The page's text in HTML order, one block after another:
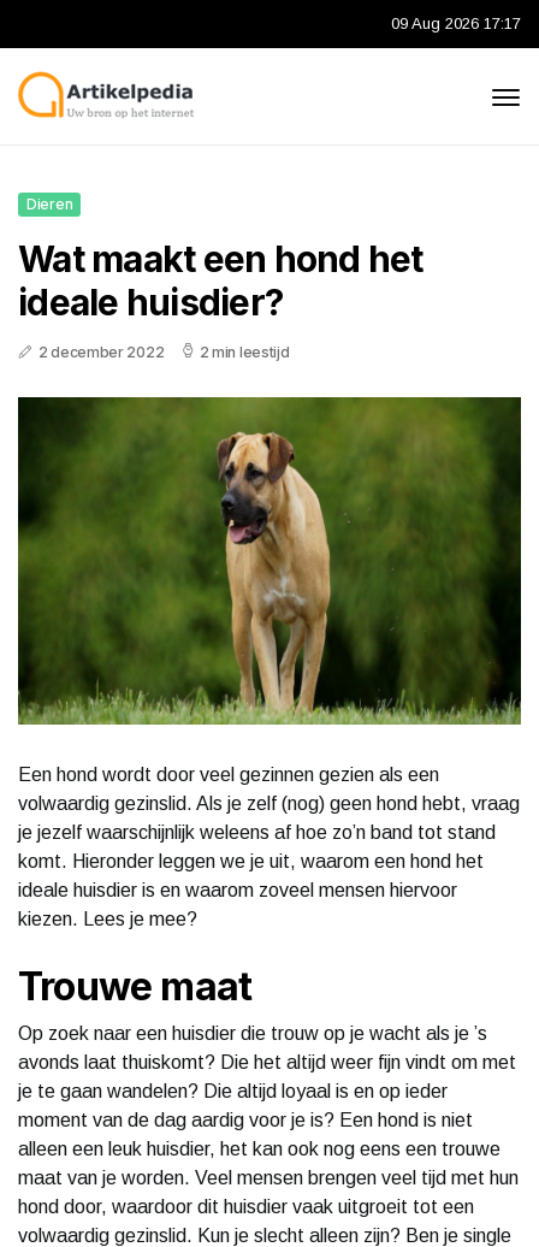
09 Aug 2026 17:17
Dieren
Wat maakt een hond het
ideale huisdier?
2 december 2022 2 min leestijd
Een hond wordt door veel gezinnen gezien als een
volwaardig gezinslid. Als je zelf (nog) geen hond hebt, vraag
je jezelf waarschijnlijk weleens af hoe zo’n band tot stand
komt. Hieronder leggen we je uit, waarom een hond het
ideale huisdier is en waarom zoveel mensen hiervoor
kiezen. Lees je mee?
Trouwe maat
Op zoek naar een huisdier die trouw op je wacht als je ’s
avonds laat thuiskomt? Die het altijd weer fijn vindt om met
je te gaan wandelen? Die altijd loyaal is en op ieder
moment van de dag aardig voor je is? Een hond is niet
alleen een leuk huisdier, het kan ook nog eens een trouwe
maat van je worden. Veel mensen brengen veel tijd met hun
hond door, waardoor dit huisdier vaak uitgroeit tot een
volwaardig gezinslid. Kun je slecht alleen zijn? Ben je single